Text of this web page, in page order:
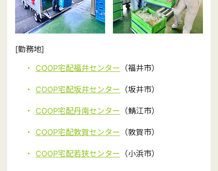
[勤務地]
COOP宅配福井センター （福井市）
COOP宅配坂井センター （坂井市）
COOP宅配丹南センター （鯖江市）
COOP宅配敦賀センター （敦賀市）
COOP宅配若狭センター （小浜市）